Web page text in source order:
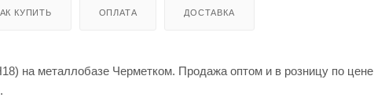
КУПИТЬ ОПЛАТА ДОСТАВКА
на металлобазе Черметком. Продажа оптом и в розницу по цене